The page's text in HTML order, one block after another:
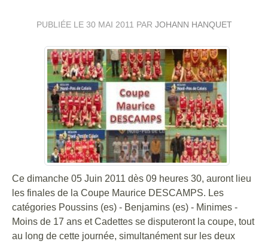
PUBLIÉE LE 30 MAI 2011 PAR JOHANN HANQUET
Ce dimanche 05 Juin 2011 dès 09 heures 30, auront lieu
les finales de la Coupe Maurice DESCAMPS. Les
catégories Poussins (es) - Benjamins (es) - Minimes -
Moins de 17 ans et Cadettes se disputeront la coupe, tout
au long de cette journée, simultanément sur les deux